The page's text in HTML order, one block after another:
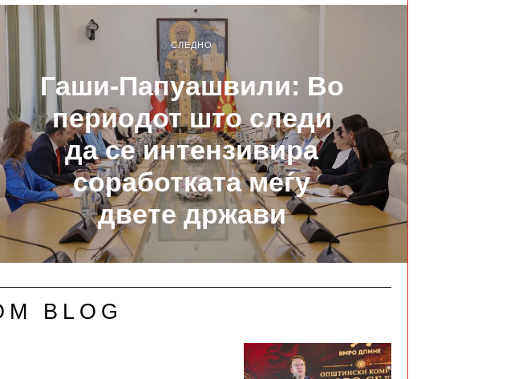
СЛЕДНО
Гаши-Папуашвили: Во
периодот што следи
да се интензивира
соработката меѓу
двете држави
BLOG